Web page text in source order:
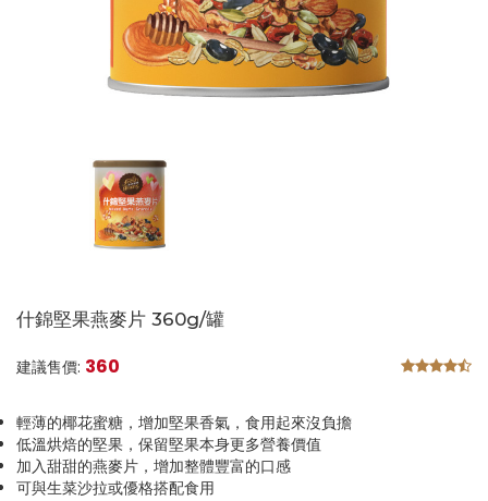
什錦堅果燕麥片 360g/罐
建議售價: 360
輕薄的椰花蜜糖，增加堅果香氣，食用起來沒負擔
低溫烘焙的堅果，保留堅果本身更多營養價值
加入甜甜的燕麥片，增加整體豐富的口感
可與生菜沙拉或優格搭配食用